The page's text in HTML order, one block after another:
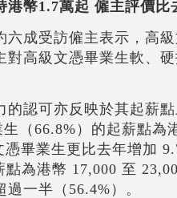
港幣1.7萬起 僱主評價比
六成受訪僱主表示，高
對高級文憑畢業生軟、
的認可亦反映於其起薪
生（66.8%）的起薪點
憑畢業生更比去年增加
為港幣 17,000 至
一半（56.4%）。